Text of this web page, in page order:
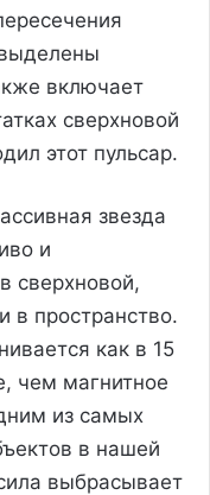
включает
сверхновой
этот пульсар.
звезда
и
сверхновой,
в пространство.
как в 15
чем магнитное
из самых
в нашей
выбрасывает